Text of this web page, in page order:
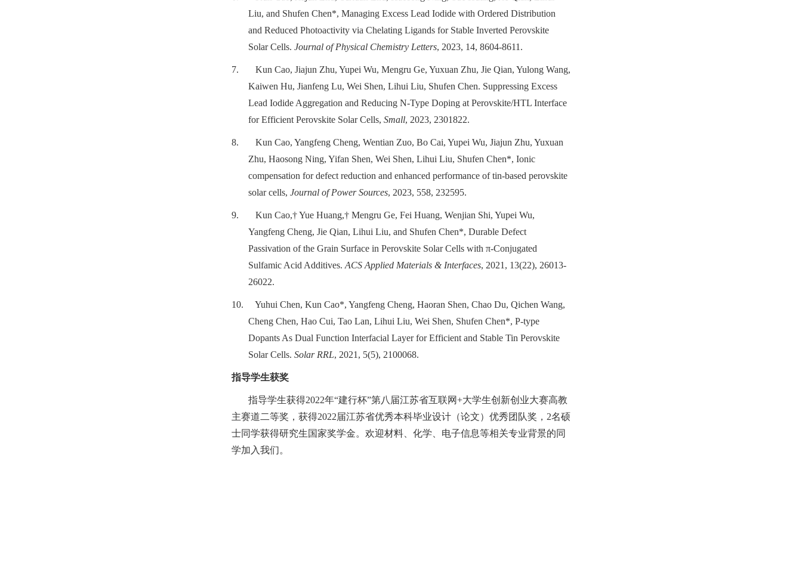
Liu, and Shufen Chen*, Managing Excess Lead Iodide with Ordered Distribution
and Reduced Photoactivity via Chelating Ligands for Stable Inverted Perovskite
Solar Cells. Journal of Physical Chemistry Letters, 2023, 14, 8604-8611.
7.
Kun Cao, Jiajun Zhu, Yupei Wu, Mengru Ge, Yuxuan Zhu, Jie Qian, Yulong Wang,
Kaiwen Hu, Jianfeng Lu, Wei Shen, Lihui Liu, Shufen Chen. Suppressing Excess
Lead Iodide Aggregation and Reducing N-Type Doping at Perovskite/HTL Interface
for Efficient Perovskite Solar Cells, Small, 2023, 2301822.
8.
Kun Cao, Yangfeng Cheng, Wentian Zuo, Bo Cai, Yupei Wu, Jiajun Zhu, Yuxuan
Zhu, Haosong Ning, Yifan Shen, Wei Shen, Lihui Liu, Shufen Chen*, Ionic
compensation for defect reduction and enhanced performance of tin-based perovskite
solar cells, Journal of Power Sources, 2023, 558, 232595.
9.
Kun Cao,† Yue Huang,† Mengru Ge, Fei Huang, Wenjian Shi, Yupei Wu,
Yangfeng Cheng, Jie Qian, Lihui Liu, and Shufen Chen*, Durable Defect
Passivation of the Grain Surface in Perovskite Solar Cells with π-Conjugated
Sulfamic Acid Additives. ACS Applied Materials & Interfaces, 2021, 13(22), 26013-
26022.
10.
Yuhui Chen, Kun Cao*, Yangfeng Cheng, Haoran Shen, Chao Du, Qichen Wang,
Cheng Chen, Hao Cui, Tao Lan, Lihui Liu, Wei Shen, Shufen Chen*, P-type
Dopants As Dual Function Interfacial Layer for Efficient and Stable Tin Perovskite
Solar Cells. Solar RRL, 2021, 5(5), 2100068.
指导学生获奖
指导学生获得2022年“建行杯”第八届江苏省互联网+大学生创新创业大赛高教
主赛道二等奖，获得2022届江苏省优秀本科毕业设计（论文）优秀团队奖， 2名硕
士同学获得研究生国家奖学金。欢迎材料、化学、电子信息等相关专业背景的同
学加入我们。